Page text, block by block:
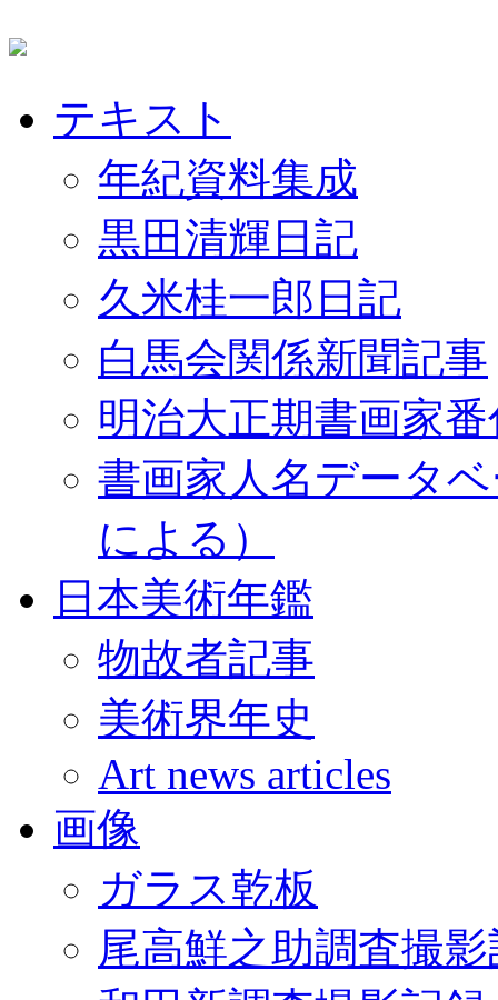
テキスト
年紀資料集成
黒田清輝日記
久米桂一郎日記
白馬会関係新聞記事
明治大正期書画家
書画家人名データ
による）
日本美術年鑑
物故者記事
美術界年史
Art news articles
画像
ガラス乾板
尾高鮮之助調査撮